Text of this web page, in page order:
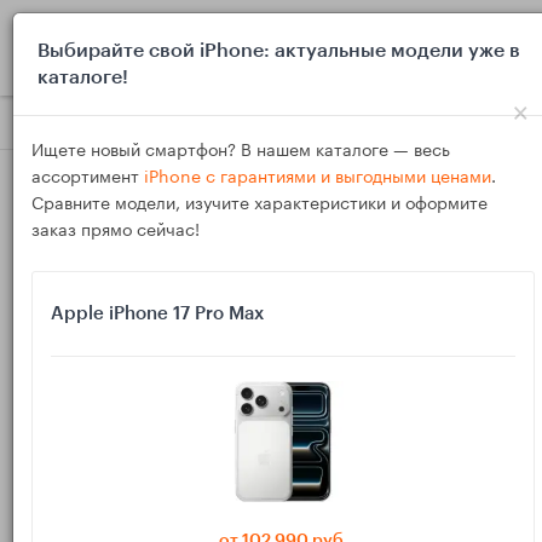
Блог Обзоры Galaxy Tab, Xiaomi Pad или iPad: какой
07
Galaxy Tab, Xiaomi Pad или iPad: какой
планшет удобнее для диванных игр и сериалов
Выбирайте свой iPhone: актуальные модели уже в
каталоге!
×
Ищете новый смартфон? В нашем каталоге — весь
ассортимент iPhone с гарантиями и выгодными ценами.
Сравните модели, изучите характеристики и оформите
заказ прямо сейчас!
Apple iPhone 17 Pro Max